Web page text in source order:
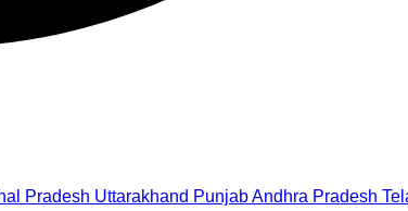
Pradesh Uttarakhand PunjabAndhra Pradesh